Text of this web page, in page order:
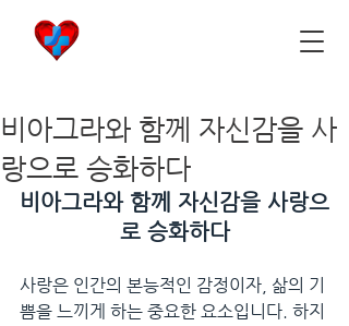
비아그라와 함께 자신감을 사
랑으로 승화하다
비아그라와 함께 자신감을 사랑으
로 승화하다
사랑은 인간의 본능적인 감정이자, 삶의 기
쁨을 느끼게 하는 중요한 요소입니다. 하지